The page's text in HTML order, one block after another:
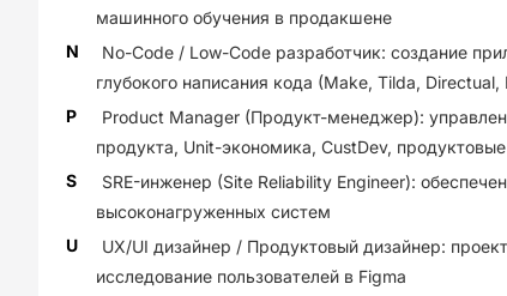
машинного обучения в продакшене
N
No-Code / Low-Code разработчик: создание
глубокого написания кода (Make, Tilda, Directual,
P
Product Manager (Продукт-менеджер):
продукта, Unit-экономика, CustDev,
S
SRE-инженер (Site Reliability Engineer):
высоконагруженных систем
U
UX/UI дизайнер / Продуктовый дизайнер:
исследование пользователей в Figma